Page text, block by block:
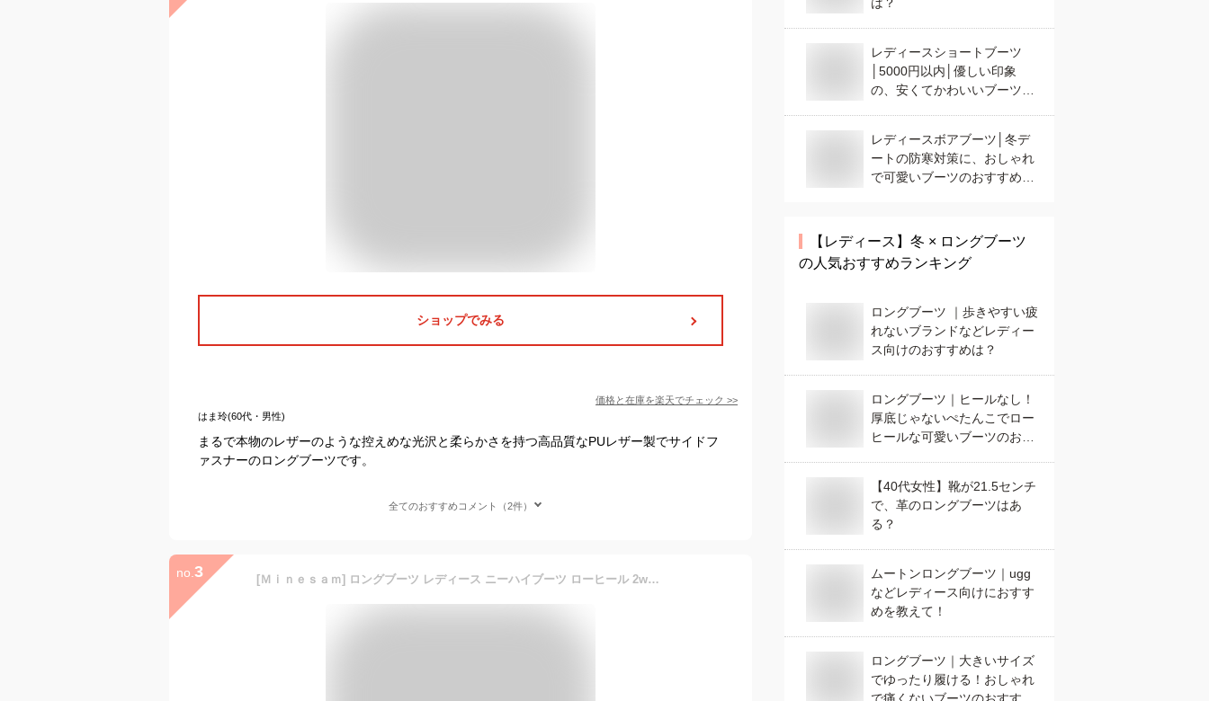
ショップでみる
価格と在庫を楽天でチェック >>
はま玲(60代・男性)
まるで本物のレザーのような控えめな光沢と柔らかさを持つ高品質なPUレザー製でサイドフ
ァスナーのロングブーツです。
全てのおすすめコメント（2件）
no. 3 [Ｍｉｎｅｓａｍ] ロングブーツ レディース ニーハイブーツ ローヒール 2way ストレッチ シンプル 美脚 秋冬 (ブラック,24.0 cm)
レディースショートブーツ
│5000円以内│優しい印象
の、安くてかわいいブーツを
レディースボアブーツ│冬デ
ートの防寒対策に、おしゃれ
で可愛いブーツのおすすめ
【レディース】 冬 × ロングブーツ
の人気おすすめランキング
ロングブーツ ｜歩きやすい疲
れないブランドなどレディー
ス向けのおすすめは？
ロングブーツ｜ヒールなし！
厚底じゃないぺたんこでロー
ヒールな可愛いブーツのおす
【40代女性】靴が21.5センチ
で、革のロングブーツはあ
る？
ムートンロングブーツ｜ugg
などレディース向けにおすす
めを教えて！
ロングブーツ｜大きいサイズ
でゆったり履ける！おしゃれ